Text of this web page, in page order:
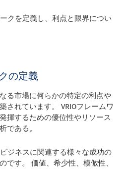
クを定義し、利点と限界につい
の定義
る市場に何らかの特定の利点や
されています。 VRIOフレームワ
揮するための優位性やリソース
である。
ジネスに関連する様々な成功の
です。 価値、希少性、模倣性、